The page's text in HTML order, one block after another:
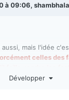
à 09:06, shambhala
aussi, mais l'idée
celles des
de travail pour
Développer